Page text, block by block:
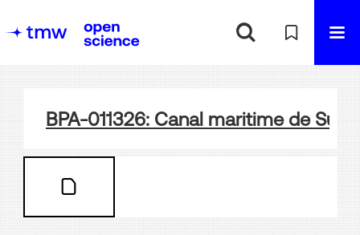
BPA-011326: Canal maritime de Suez